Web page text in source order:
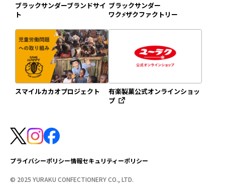
ブラックサンダーブランドサイ
ト
ブラックサンダー
ワク⚡️ザクファクトリー
スマイルカカオプロジェクト
有楽製菓公式オンラインショッ
プ
プライバシーポリシー情報セキュリティーポリシー
© 2025 YURAKU CONFECTIONERY CO., LTD.